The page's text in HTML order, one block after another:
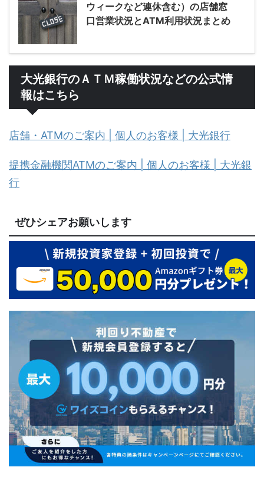
ウィークなど連休含む）の店舗窓
口営業状況とATM利用状況まとめ
大光銀行のＡＴＭ稼働状況などの公式情
報はこちら
店舗・ATMのご案内 | 個人のお客様 | 大光銀行
提携金融機関ATMのご案内 | 個人のお客様 | 大光銀
行
ぜひシェアお願いします